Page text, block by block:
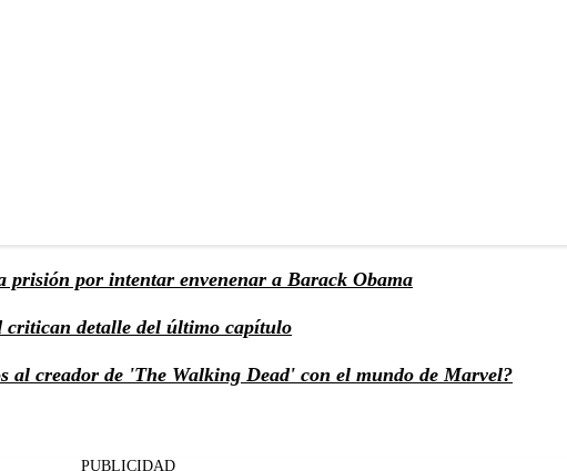
prisión por intentar envenenar a Barack Obama
critican detalle del último capítulo
al creador de 'The Walking Dead' con el mundo de Marvel?
PUBLICIDAD